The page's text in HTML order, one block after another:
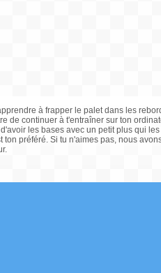
à frapper le palet dans les
de continuer à t'entraîner sur ton
les bases avec un petit plus qui
préféré. Si tu n'aimes pas, nous